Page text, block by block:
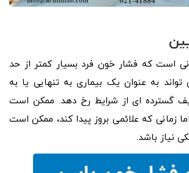
است که فشار خون فرد بسیار کمتر از حد
به عنوان یک بیماری به تنهایی یا به
گسترده ای از شرایط رخ دهد. ممکن است
زمانی که علائمی بروز پیدا کند، ممکن است
نیاز باشد.